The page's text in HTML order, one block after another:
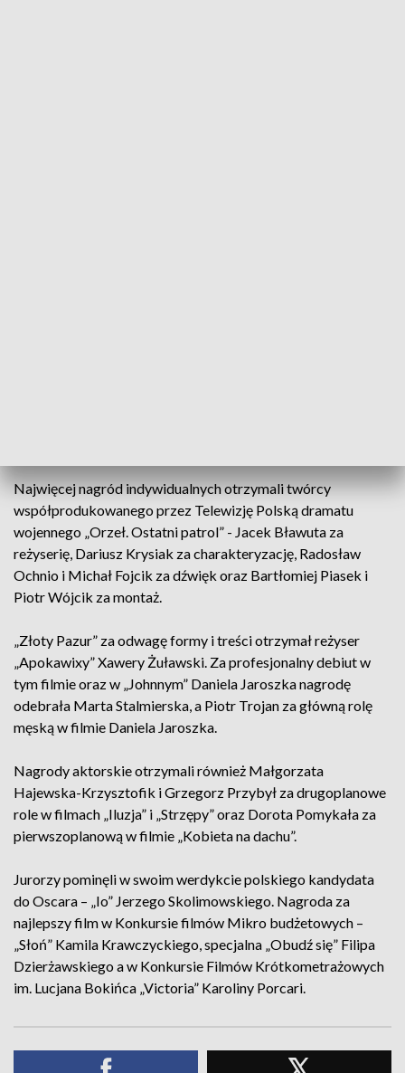
Najwięcej nagród indywidualnych otrzymali twórcy
współprodukowanego przez Telewizję Polską dramatu
wojennego „Orzeł. Ostatni patrol” - Jacek Bławuta za
reżyserię, Dariusz Krysiak za charakteryzację, Radosław
Ochnio i Michał Fojcik za dźwięk oraz Bartłomiej Piasek i
Piotr Wójcik za montaż.
„Złoty Pazur” za odwagę formy i treści otrzymał reżyser
„Apokawixy” Xawery Żuławski. Za profesjonalny debiut w
tym filmie oraz w „Johnnym” Daniela Jaroszka nagrodę
odebrała Marta Stalmierska, a Piotr Trojan za główną rolę
męską w filmie Daniela Jaroszka.
Nagrody aktorskie otrzymali również Małgorzata
Hajewska-Krzysztofik i Grzegorz Przybył za drugoplanowe
role w filmach „Iluzja” i „Strzępy” oraz Dorota Pomykała za
pierwszoplanową w filmie „Kobieta na dachu”.
Jurorzy pominęli w swoim werdykcie polskiego kandydata
do Oscara – „Io” Jerzego Skolimowskiego. Nagroda za
najlepszy film w Konkursie filmów Mikro budżetowych –
„Słoń” Kamila Krawczyckiego, specjalna „Obudź się” Filipa
Dzierżawskiego a w Konkursie Filmów Krótkometrażowych
im. Lucjana Bokińca „Victoria” Karoliny Porcari.